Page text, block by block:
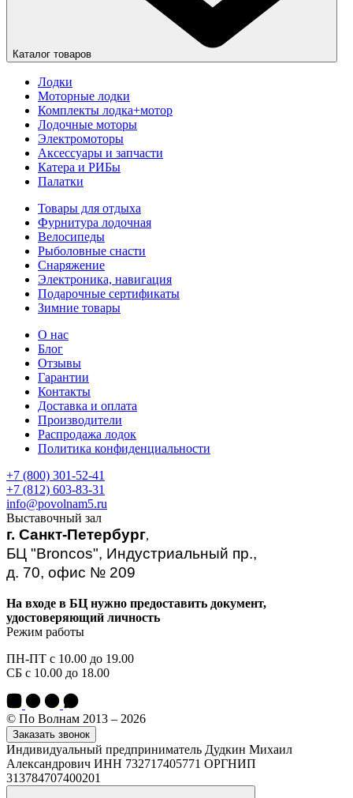
Каталог товаров
Лодки
Моторные лодки
Комплекты лодка+мотор
Лодочные моторы
Электромоторы
Аксессуары и запчасти
Катера и РИБы
Палатки
Товары для отдыха
Фурнитура лодочная
Велосипеды
Рыболовные снасти
Снаряжение
Электроника, навигация
Подарочные сертификаты
Зимние товары
О нас
Блог
Отзывы
Гарантии
Контакты
Доставка и оплата
Производители
Распродажа лодок
Политика конфиденциальности
+7 (800) 301-52-41
+7 (812) 603-83-31
info@povolnam5.ru
Выставочный зал
г. Санкт-Петербург,
БЦ "Broncos", Индустриальный пр.,
д. 70, офис № 209
На входе в БЦ нужно предоставить документ,
удостоверяющий личность
Режим работы
ПН-ПТ с 10.00 до 19.00
СБ с 10.00 до 18.00
© По Волнам 2013 – 2026
Заказать звонок
Индивидуальный предприниматель Дудкин Михаил
Александрович ИНН 732717405771 ОРГНИП
313784707400201